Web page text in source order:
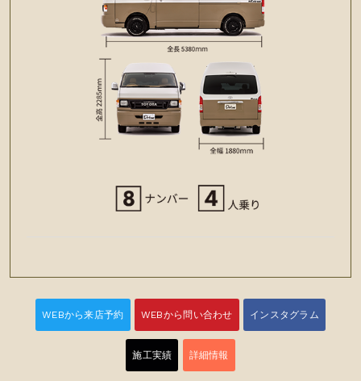
・フローリング施工
・ベッドマット
・リチウムイオンバッテリー300Ah
・家庭用エアコン
・二段ベッド
パノラミックビューモニター
37,400円（税込）
WEBから来店予約 WEBから問い合わせ インスタグラム
施工実績 詳細情報